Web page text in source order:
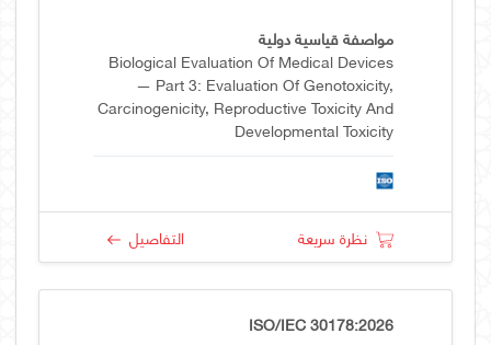
مواصفة قياسية دولية
Biological Evaluation Of Medical Devices
— Part 3: Evaluation Of Genotoxicity,
Carcinogenicity, Reproductive Toxicity And
Developmental Toxicity
نظرة سريعة التفاصيل
ISO/IEC 30178:2026